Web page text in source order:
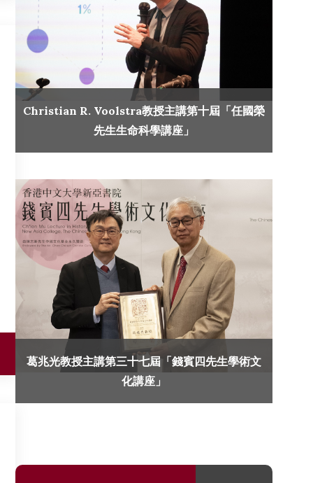
Christian R. Voolstra教授主講第十屆「任國榮
先生生命科學講座」
葛兆光教授主講第三十七屆「錢賓四先生學術文
化講座」